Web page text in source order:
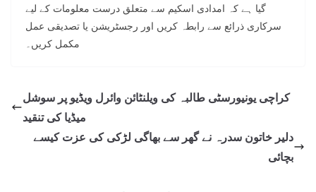
گیا ہے کہ امدادی اسکیم سے متعلق درست معلومات کے لیے
سرکاری ذرائع سے رابطہ کریں اور رجسٹریشن یا تصدیقی عمل
مکمل کریں۔
کراچی یونیورسٹی طالبہ کی ویلنٹائن وائرل ویڈیو پر سوشل
میڈیا کی تنقید
دلیر خاتون سدرہ نے گھر سے بھاگی لڑکی کی عزت کیسے
بچائی